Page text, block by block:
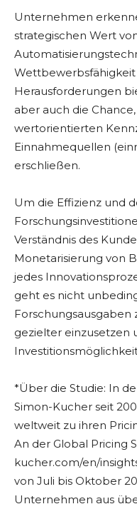
Unternehmen
strategischen Wert
Wettbewerbsfähigkeit
Herausforderungen
aber auch die
wertorientierten
Einnahmequellen
erschließen.
Um die Effizienz und
Verständnis des
Monetarisierung von
jedes
geht es nicht
Forschungsausgaben
gezielter einzusetzen
*Über die Studie: In
Simon-Kucher seit
weltweit zu ihren
An der Global Pricing
kucher.com/en/
von Juli bis Oktober
Unternehmen aus